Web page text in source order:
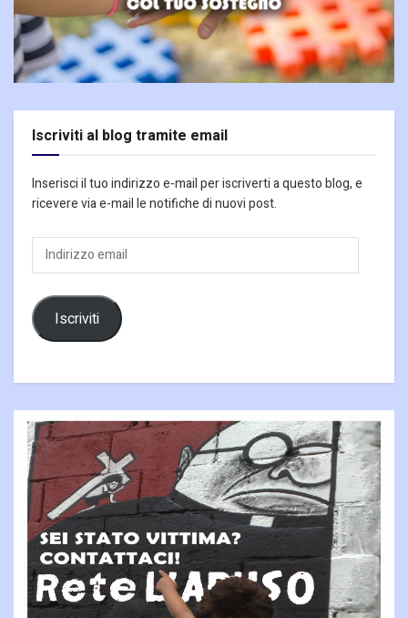
Iscriviti al blog tramite email
Inserisci il tuo indirizzo e-mail per iscriverti a questo blog, e
ricevere via e-mail le notifiche di nuovi post.
Indirizzo
email
Iscriviti